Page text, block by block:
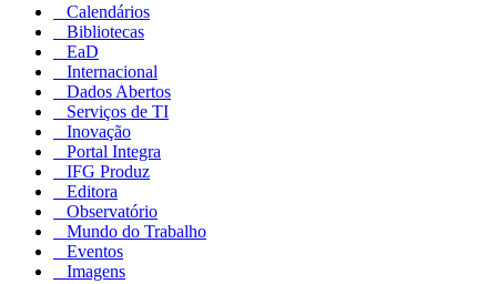
Calendários
Bibliotecas
EaD
Internacional
Dados Abertos
Serviços de TI
Inovação
Portal Integra
IFG Produz
Editora
Observatório
Mundo do Trabalho
Eventos
Imagens